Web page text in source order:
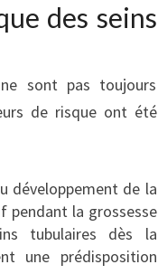
des seins
sont pas toujours
de risque ont été
développement de la
pendant la grossesse
tubulaires dès la
une prédisposition